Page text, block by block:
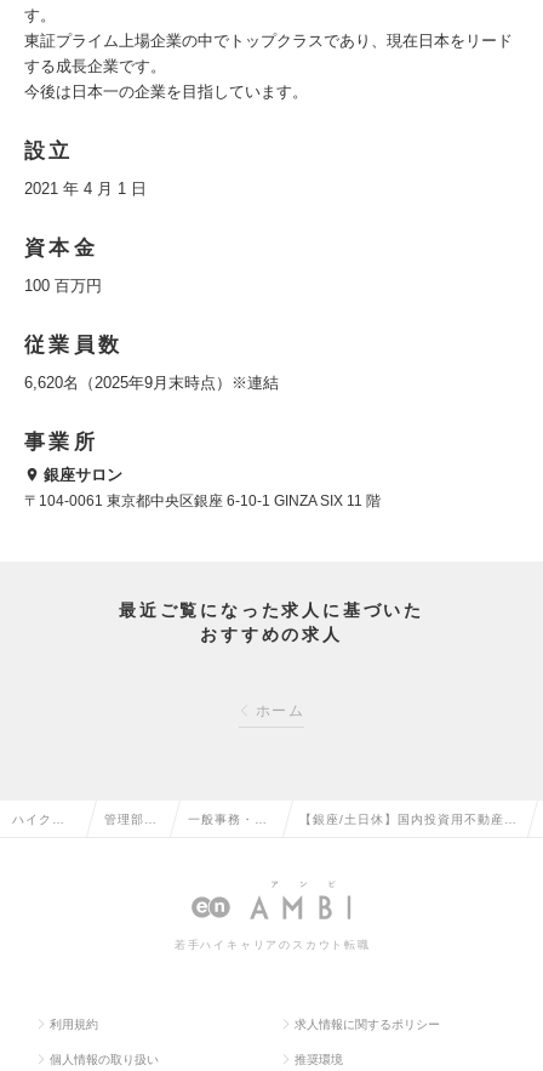
す。
東証プライム上場企業の中でトップクラスであり、現在日本をリード
する成長企業です。
今後は日本一の企業を目指しています。
設立
2021 年 4 月 1 日
資本金
100 百万円
従業員数
6,620名（2025年9月末時点）※連結
事業所
銀座サロン
〒104-0061 東京都中央区銀座 6-10-1 GINZA SIX 11 階
最近ご覧になった求人に基づいた
おすすめの求人
ホーム
ハイクラ 管理部門 一般事務・営 【銀座/土日休】国内投資用不動産の
若手ハイキャリアのスカウト転職
利用規約 求人情報に関するポリシー
個人情報の取り扱い 推奨環境